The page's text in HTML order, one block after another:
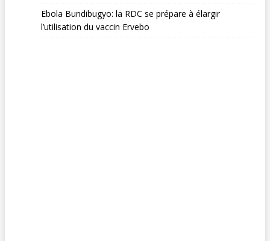
Ebola Bundibugyo: la RDC se prépare à élargir
l’utilisation du vaccin Ervebo